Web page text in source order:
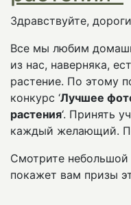
Здравствуйте,
Все мы любим
из нас, наверняка,
растение. По этому
конкурс ‘Лучшее
растения‘. Принять
каждый желающий.
Смотрите
покажет вам призы